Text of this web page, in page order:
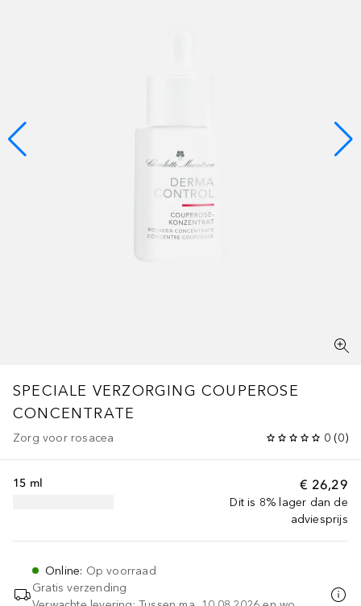
SPECIALE VERZORGING COUPEROSE
CONCENTRATE
Zorg voor rosacea 0 (0)
€ 26,29
Dit is 8% lager dan de
adviesprijs
15 ml
Online: Op voorraad
Gratis verzending